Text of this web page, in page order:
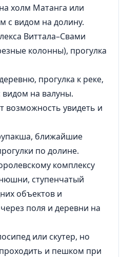
холм Матанга или
с видом на долину.
Виттала–Свами
колонны), прогулка
прогулка к реке,
на валуны.
возможность увидеть и
ближайшие
по долине.
комплексу
ступенчатый
объектов и
поля и деревни на
или скутер, но
и пешком при